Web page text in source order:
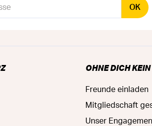
OK
OHNE DICH
Freunde einladen
Mitgliedschaft
Unser